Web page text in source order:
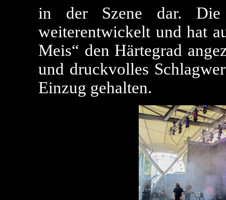
in der Szene dar.
weiterentwickelt und hat
Meis“ den Härtegrad
und druckvolles
Einzug gehalten.